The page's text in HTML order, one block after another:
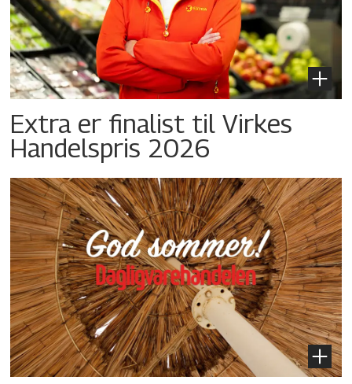
Extra er finalist til Virkes
Handelspris 2026